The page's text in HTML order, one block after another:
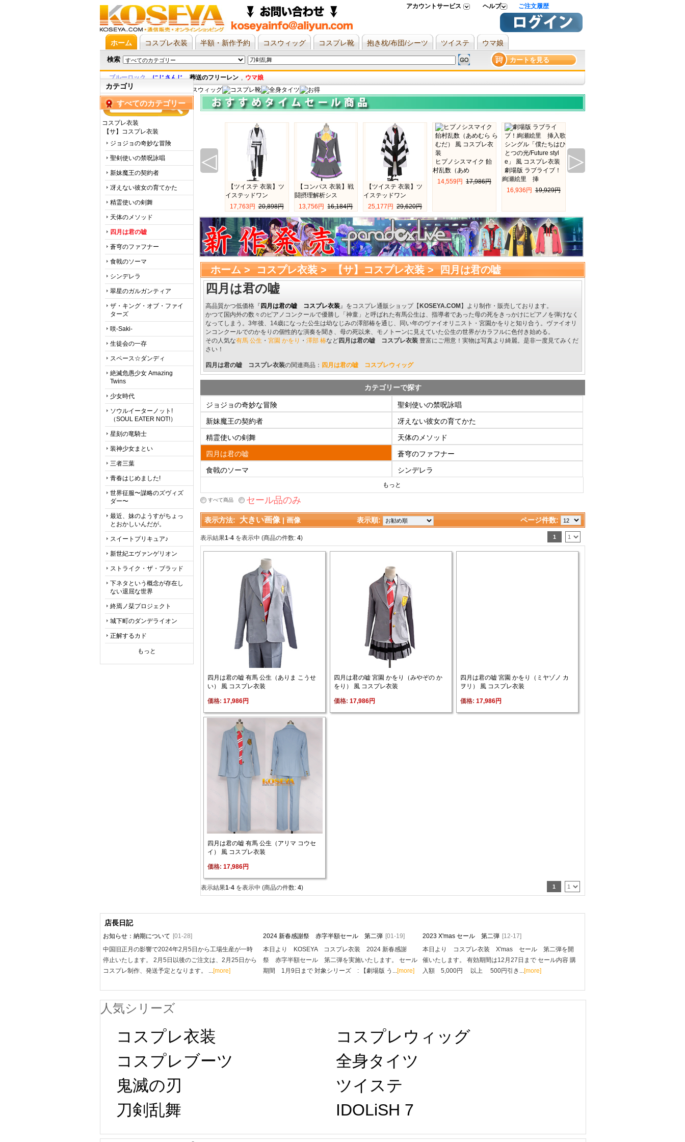
アカウントサービス ヘルプ ご注文履歴
ホーム コスプレ衣装 半額・新作予約 コスウィッグ コスプレ靴 抱き枕/布団/シーツ ツイステ ウマ娘
検索 カートを見る
ブルーロック , にじさんじ , 葬送のフリーレン , ウマ娘
すべてのカテゴリー
◁
【ツイステ 衣装】ツ
イステッドワン
17,763円 20,898円
【コンパス 衣装】戦
闘摂理解析シス
13,756円
16,184円
【ツイステ 衣装】ツ
イステッドワン
25,177円 29,620円
ヒプノシスマイク 飴
村乱数（あめ
14,559円 17,986円
劇場版 ラブライブ！
絢瀬絵里 挿
16,936円 19,929円
▷
ホーム> コスプレ衣装> 【サ】コスプレ衣装> 四月は君の嘘
カテゴリ
コスプレ衣装
【サ】コスプレ衣装
ジョジョの奇妙な冒険
聖剣使いの禁呪詠唱
新妹魔王の契約者
冴えない彼女の育てかた
精霊使いの剣舞
天体のメソッド
四月は君の嘘
蒼穹のファフナー
食戟のソーマ
シンデレラ
翠星のガルガンティア
ザ・キング・オブ・ファイ
ターズ
咲-Saki-
生徒会の一存
スペース☆ダンディ
絶滅危愚少女 Amazing
Twins
少女時代
ソウルイーターノット!
（SOUL EATER NOT!）
星刻の竜騎士
装神少女まとい
三者三葉
青春はじめました!
世界征服〜謀略のズヴィズ
ダー〜
最近、妹のようすがちょっ
とおかしいんだが。
スイートプリキュア♪
新世紀エヴァンゲリオン
ストライク・ザ・ブラッド
下ネタという概念が存在し
ない退屈な世界
終焉ノ栞プロジェクト
城下町のダンデライオン
正解するカド
もっと
四月は君の嘘
高品質かつ低価格『四月は君の嘘 コスプレ衣装 』をコスプレ通販ショップ【KOSEYA.COM】より制作・販売しております。
かつて国内外の数々のピアノコンクールで優勝し「神童」と呼ばれた有馬公生は、指導者であった母の死をきっかけにピアノを弾けなく
なってしまう。3年後、14歳になった公生は幼なじみの澤部椿を通じ、同い年のヴァイオリニスト・宮園かをりと知り合う。ヴァイオリ
ンコンクールでのかをりの個性的な演奏を聞き、母の死以来、モノトーンに見えていた公生の世界がカラフルに色付き始める。
その人気な有馬 公生 ・ 宮園 かをり ・ 澤部 椿など四月は君の嘘 コスプレ衣装 豊富にご用意！実物は写真より綺麗。是非一度見てみくだ
さい！
四月は君の嘘 コスプレ衣装の関連商品： 四月は君の嘘 コスプレウィッグ
カテゴリーで探す
ジョジョの奇妙な冒険
聖剣使いの禁呪詠唱
新妹魔王の契約者
冴えない彼女の育てかた
精霊使いの剣舞
天体のメソッド
四月は君の嘘
蒼穹のファフナー
食戟のソーマ
シンデレラ
もっと
すべて商品 セール品のみ
表示方法: 大きい画像 | 画像 表示順: ページ件数:
1
表示結果1-4 を表示中 (商品の件数: 4)
四月は君の嘘 有馬 公生（ありま こうせ
い） 風 コスプレ衣装
価格: 17,986円
四月は君の嘘 宮園 かをり（みやぞの か
をり） 風 コスプレ衣装
価格: 17,986円
四月は君の嘘 宮園 かをり（ミヤゾノ カ
ヲリ） 風 コスプレ衣装
価格: 17,986円
四月は君の嘘 有馬 公生（アリマ コウセ
イ） 風 コスプレ衣装
価格: 17,986円
表示結果1-4 を表示中 (商品の件数: 4) 1
店長日記
お知らせ：納期について [01-28]
中国旧正月の影響で2024年2月5日から工場生産が一時
停止いたします。 2月5日以後のご注文は、2月25日から
コスプレ制作、発送予定となります。 ... [more]
2024 新春感謝祭 赤字半額セール 第二弾 [01-19]
本日より KOSEYA コスプレ衣装 2024 新春感謝
祭 赤字半額セール 第二弾を実施いたします。 セール
期間 1月9日まで 対象シリーズ : 【劇場版 う... [more]
2023 X'mas セール 第二弾 [12-17]
本日より コスプレ衣装 X'mas セール 第二弾を開
催いたします。 有効期間は12月27日まで セール内容 購
入額 5,000円 以上 500円引き... [more]
人気シリーズ
コスプレ衣装
コスプレウィッグ
コスプレブーツ
全身タイツ
鬼滅の刃
ツイステ
刀剣乱舞
IDOLiSH 7